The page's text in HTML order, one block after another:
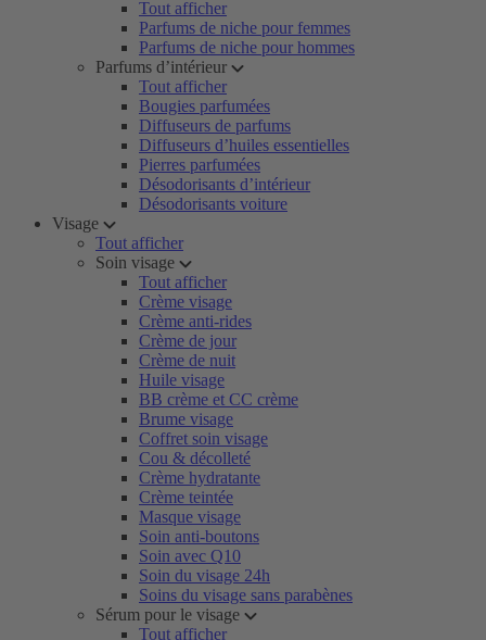
Tout afficher
Parfums de niche pour femmes
Parfums de niche pour hommes
Parfums d’intérieur
Tout afficher
Bougies parfumées
Diffuseurs de parfums
Diffuseurs d’huiles essentielles
Pierres parfumées
Désodorisants d’intérieur
Désodorisants voiture
Visage
Tout afficher
Soin visage
Tout afficher
Crème visage
Crème anti-rides
Crème de jour
Crème de nuit
Huile visage
BB crème et CC crème
Brume visage
Coffret soin visage
Cou & décolleté
Crème hydratante
Crème teintée
Masque visage
Soin anti-boutons
Soin avec Q10
Soin du visage 24h
Soins du visage sans parabènes
Sérum pour le visage
Tout afficher